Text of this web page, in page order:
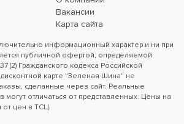
Вакансии
Карта сайта
информационный характер и ни при
публичной офертой, определяемой
(2) Гражданского кодекса Российской
карте "Зеленая Шина" не
сделанные через сайт. Реальные
могут отличаться от представленных. Цены на
от цен в ТСЦ.